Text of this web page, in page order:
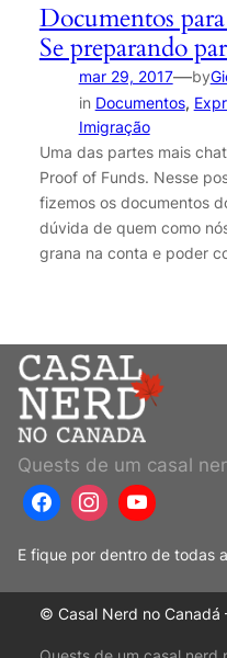
Documentos
Se preparando
mar 29, 2017—by
in Documentos,
Imigração
Uma das partes mais
Proof of Funds. Nesse
fizemos os documentos
dúvida de quem como
grana na conta e poder
Quests de um casal
E fique por dentro de todas
© Casal Nerd no Canadá